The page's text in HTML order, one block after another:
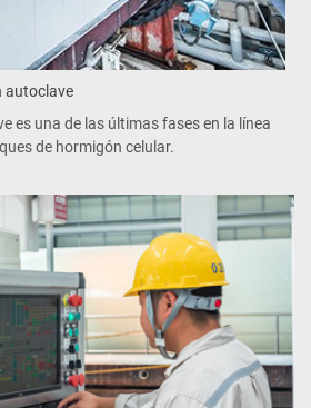
autoclave
es una de las últimas fases en la línea
de hormigón celular.